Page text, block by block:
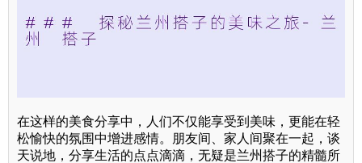
在这样的美食分享中，人们不仅能享受到美味，更能在轻
松愉快的氛围中增进感情。朋友间、家人间聚在一起，谈
天说地，分享生活的点点滴滴，无疑是兰州搭子的精髓所